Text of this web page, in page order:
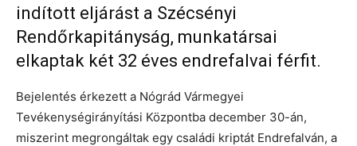
indított eljárást a Szécsényi
Rendőrkapitányság, munkatársai
elkaptak két 32 éves endrefalvai férfit.
Bejelentés érkezett a Nógrád Vármegyei
Tevékenységirányítási Központba december 30-án,
miszerint megrongáltak egy családi kriptát Endrefalván, a